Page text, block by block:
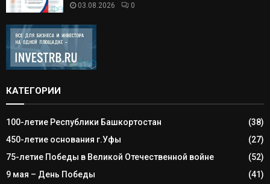
03.08.2026 0
КАТЕГОРИИ
100-летие Республики Башкортостан
(38)
450-летие основания г.Уфы
(27)
75-летие Победы в Великой Отечественной войне
(52)
9 мая – День Победы
(41)